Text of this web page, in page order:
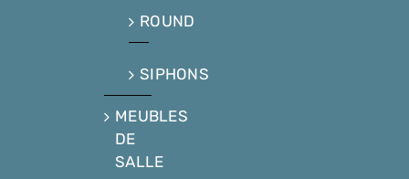
ROUND
SIPHONS
MEUBLES
DE
SALLE